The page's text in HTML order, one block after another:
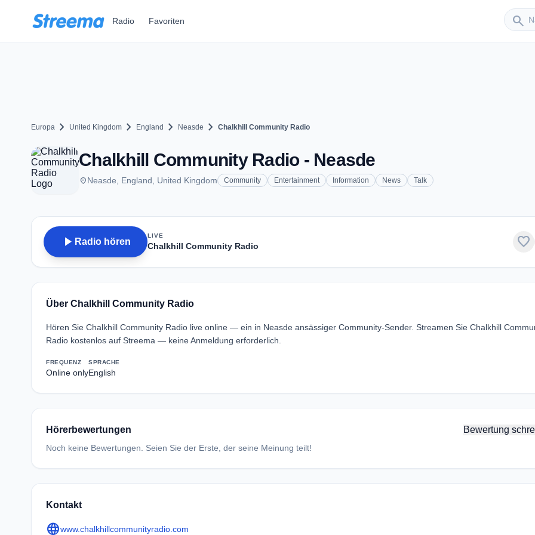
Radio Favoriten search
Sender
Europa chevron_right United Kingdom chevron_right England chevron_right Neasde chevron_right Chalkhill Community Radio
Chalkhill Community Radio - Neasde
placeNeasde, England, United Kingdom Community Entertainment Information News Talk
play_arrow Radio hören
LIVE
Chalkhill Community Radio favorite
Über Chalkhill Community Radio
Hören Sie Chalkhill Community Radio live online — ein in Neasde ansässiger Community-Sender. Streamen Sie Chalkhill
Radio kostenlos auf Streema — keine Anmeldung erforderlich.
FREQUENZ
Online only
SPRACHE
English
Hörerbewertungen Bewertung
Noch keine Bewertungen. Seien Sie der Erste, der seine Meinung teilt!
Kontakt
languagewww.chalkhillcommunityradio.com